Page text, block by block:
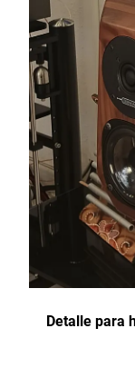
Detalle para